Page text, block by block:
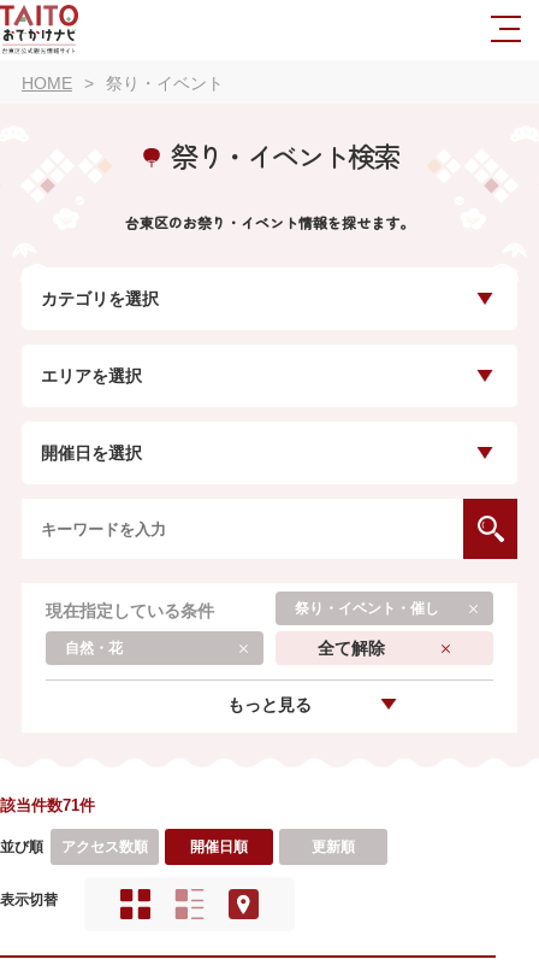
HOME 祭り・イベント
祭り・イベント検索
台東区のお祭り・イベント情報を探せます。
カテゴリを選択
エリアを選択
開催日を選択
現在指定している条件 祭り・イベント・催し
自然・花 全て解除
もっと見る
該当件数71件
並び順 アクセス数順 開催日順 更新順
表示切替